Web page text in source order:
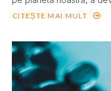
CITEȘTE MAI MULT